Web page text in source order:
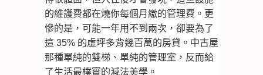
的維護費都在燒你每個月繳的管理費。更
慘的是，可能一年用不到兩次，卻要為了
這 35% 的虛坪多背幾百萬的房貸。中古屋
那種單純的雙梯、單純的管理室，反而給
了生活最樸實的減法美學。